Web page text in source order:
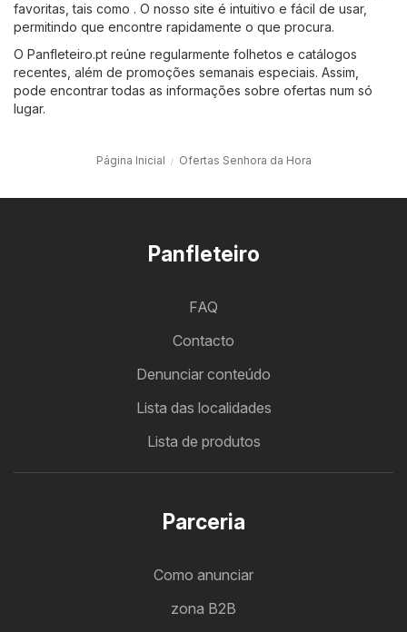
favoritas, tais como . O nosso site é intuitivo e fácil de usar,
permitindo que encontre rapidamente o que procura.
O Panfleteiro.pt reúne regularmente folhetos e catálogos
recentes, além de promoções semanais especiais. Assim,
pode encontrar todas as informações sobre ofertas num só
lugar.
Página Inicial Ofertas Senhora da Hora
Panfleteiro
FAQ
Contacto
Denunciar conteúdo
Lista das localidades
Lista de produtos
Parceria
Como anunciar
zona B2B